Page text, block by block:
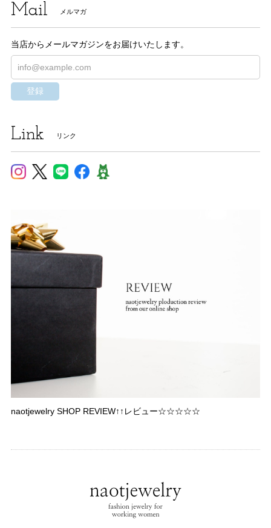
Mail メルマガ
当店からメールマガジンをお届けいたします。
登録
Link リンク
naotjewelry SHOP REVIEW↑↑レビュー☆☆☆☆☆